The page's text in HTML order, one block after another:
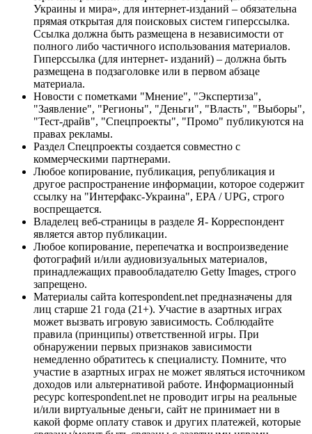
Украины и мира», для интернет-изданий – обязательна
прямая открытая для поисковых систем гиперссылка.
Ссылка должна быть размещена в независимости от
полного либо частичного использования материалов.
Гиперссылка (для интернет- изданий) – должна быть
размещена в подзаголовке или в первом абзаце
материала.
Новости с пометками "Мнение", "Экспертиза",
"Заявление", "Регионы", "Деньги", "Власть", "Выборы",
"Тест-драйв", "Спецпроекты", "Промо" публикуются на
правах рекламы.
Раздел Спецпроекты создается совместно с
коммерческими партнерами.
Любое копирование, публикация, републикация и
другое распространение информации, которое содержит
ссылку на "Интерфакс-Украина", EPA / UPG, строго
воспрещается.
Владелец веб-страницы в разделе Я- Корреспондент
является автор публикации.
Любое копирование, перепечатка и воспроизведение
фотографий и/или аудиовизуальных материалов,
принадлежащих правообладателю Getty Images, строго
запрещено.
Материалы сайта korrespondent.net предназначены для
лиц старше 21 года (21+). Участие в азартных играх
может вызвать игровую зависимость. Соблюдайте
правила (принципы) ответственной игры. При
обнаружении первых признаков зависимости
немедленно обратитесь к специалисту. Помните, что
участие в азартных играх не может являться источником
доходов или альтернативой работе. Информационный
ресурс korrespondent.net не проводит игры на реальные
и/или виртуальные деньги, сайт не принимает ни в
какой форме оплату ставок и других платежей, которые